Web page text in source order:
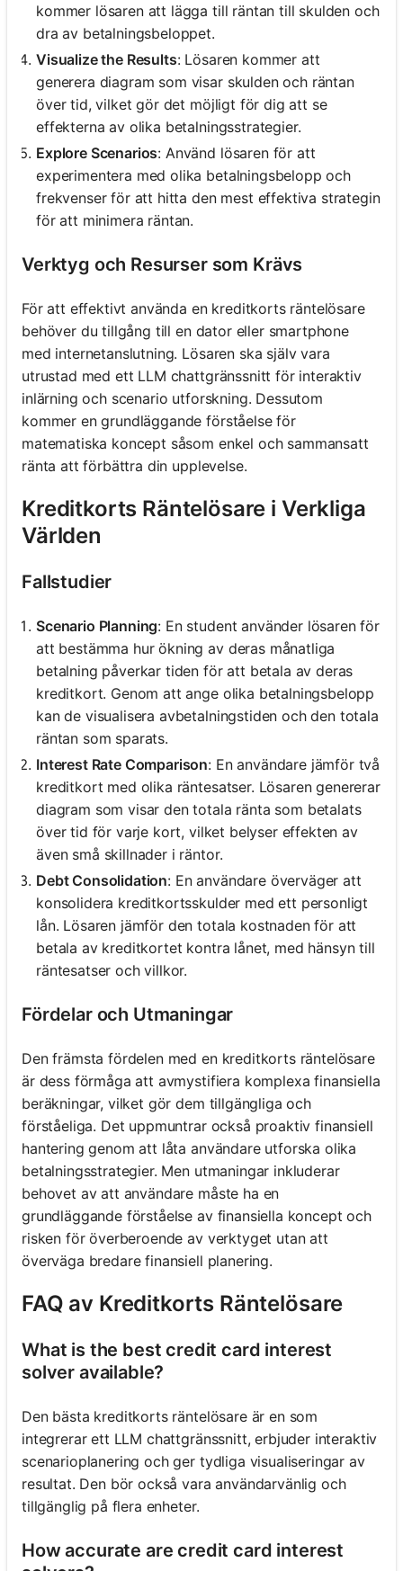
kommer lösaren att lägga till räntan till skulden och
dra av betalningsbeloppet.
Visualize the Results: Lösaren kommer att
generera diagram som visar skulden och räntan
över tid, vilket gör det möjligt för dig att se
effekterna av olika betalningsstrategier.
Explore Scenarios: Använd lösaren för att
experimentera med olika betalningsbelopp och
frekvenser för att hitta den mest effektiva strategin
för att minimera räntan.
Verktyg och Resurser som Krävs
För att effektivt använda en kreditkorts räntelösare
behöver du tillgång till en dator eller smartphone
med internetanslutning. Lösaren ska själv vara
utrustad med ett LLM chattgränssnitt för interaktiv
inlärning och scenario utforskning. Dessutom
kommer en grundläggande förståelse för
matematiska koncept såsom enkel och sammansatt
ränta att förbättra din upplevelse.
Kreditkorts Räntelösare i Verkliga
Världen
Fallstudier
Scenario Planning: En student använder lösaren för
att bestämma hur ökning av deras månatliga
betalning påverkar tiden för att betala av deras
kreditkort. Genom att ange olika betalningsbelopp
kan de visualisera avbetalningstiden och den totala
räntan som sparats.
Interest Rate Comparison: En användare jämför två
kreditkort med olika räntesatser. Lösaren genererar
diagram som visar den totala ränta som betalats
över tid för varje kort, vilket belyser effekten av
även små skillnader i räntor.
Debt Consolidation: En användare överväger att
konsolidera kreditkortsskulder med ett personligt
lån. Lösaren jämför den totala kostnaden för att
betala av kreditkortet kontra lånet, med hänsyn till
räntesatser och villkor.
Fördelar och Utmaningar
Den främsta fördelen med en kreditkorts räntelösare
är dess förmåga att avmystifiera komplexa finansiella
beräkningar, vilket gör dem tillgängliga och
förståeliga. Det uppmuntrar också proaktiv finansiell
hantering genom att låta användare utforska olika
betalningsstrategier. Men utmaningar inkluderar
behovet av att användare måste ha en
grundläggande förståelse av finansiella koncept och
risken för överberoende av verktyget utan att
överväga bredare finansiell planering.
FAQ av Kreditkorts Räntelösare
What is the best credit card interest
solver available?
Den bästa kreditkorts räntelösare är en som
integrerar ett LLM chattgränssnitt, erbjuder interaktiv
scenarioplanering och ger tydliga visualiseringar av
resultat. Den bör också vara användarvänlig och
tillgänglig på flera enheter.
How accurate are credit card interest